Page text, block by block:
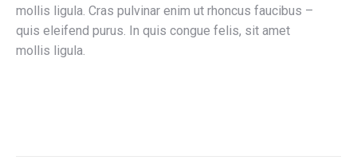
mollis ligula. Cras pulvinar enim ut rhoncus faucibus –
quis eleifend purus. In quis congue felis, sit amet
mollis ligula.